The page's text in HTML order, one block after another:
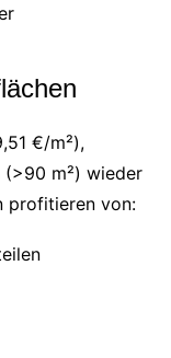
€/m²),
(>90 m²) wieder
profitieren von: